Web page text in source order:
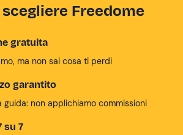
Freedome
gratuita
ma non sai cosa ti perdi
garantito
guida: non applichiamo commissioni
su 7